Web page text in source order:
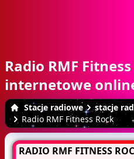
Radio RMF
internetowe
Stacje radiowe stacje
Radio RMF Fitness Rock
RADIO RMF FITNESS